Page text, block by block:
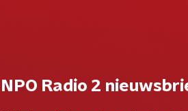
NPO Radio 2